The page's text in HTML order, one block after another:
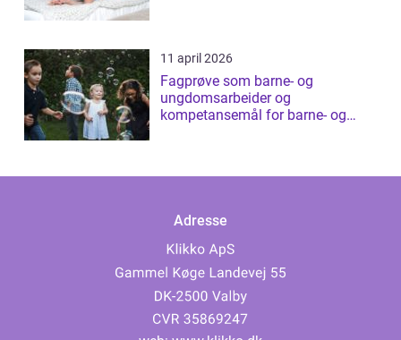
11 april 2026
Fagprøve som barne- og
ungdomsarbeider og
kompetansemål for barne- og
Adresse